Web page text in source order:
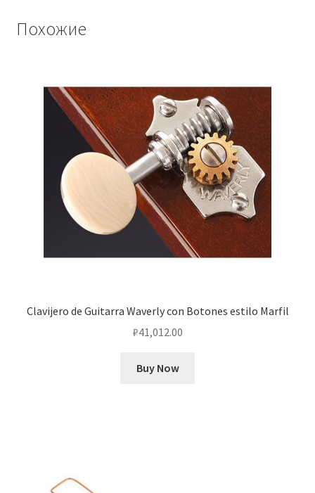
Похожие
Clavijero de Guitarra Waverly con Botones estilo Marfil
₽41,012.00
Buy Now